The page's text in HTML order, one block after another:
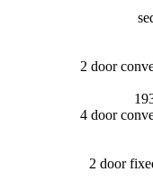
2 door
4 door
2 door